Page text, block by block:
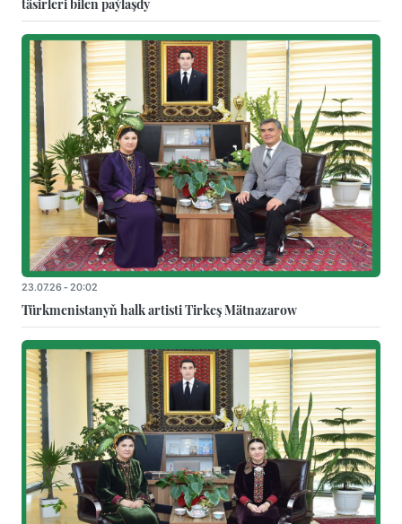
23.07.26 - 20:02
Türkmenistanyň halk artisti Tirkeş Mätnazarow